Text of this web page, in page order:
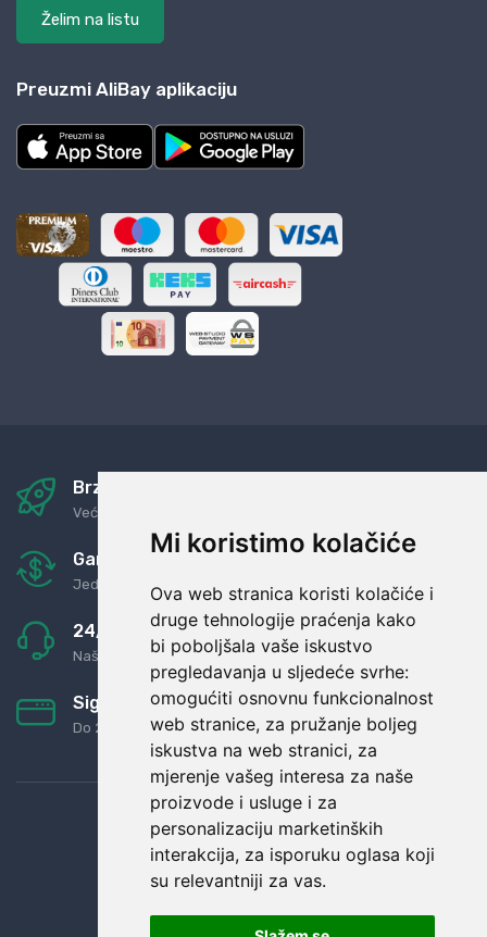
Mi koristimo kolačiće
Ova web stranica koristi kolačiće i
druge tehnologije praćenja kako
bi poboljšala vaše iskustvo
pregledavanja u sljedeće svrhe:
omogućiti osnovnu funkcionalnost
web stranice, za pružanje boljeg
iskustva na web stranici, za
mjerenje vašeg interesa za naše
proizvode i usluge i za
personalizaciju marketinških
interakcija, za isporuku oglasa koji
su relevantniji za vas.
Želim na listu
Preuzmi AliBay aplikaciju
Brza i sigurna dostava
Već za nekoliko dana kod vas
Garancija u povrat novaca
Jednostavno pravilo: Roba za novac
24/7 odlična podrška
Naši agenti uvijek na raspolaganju
Sigurno obročno plaćanje
Do 24 rata bez kamata